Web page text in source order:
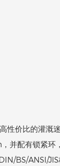
性价比的灌溉
并配有锁紧环
BS/ANSI/